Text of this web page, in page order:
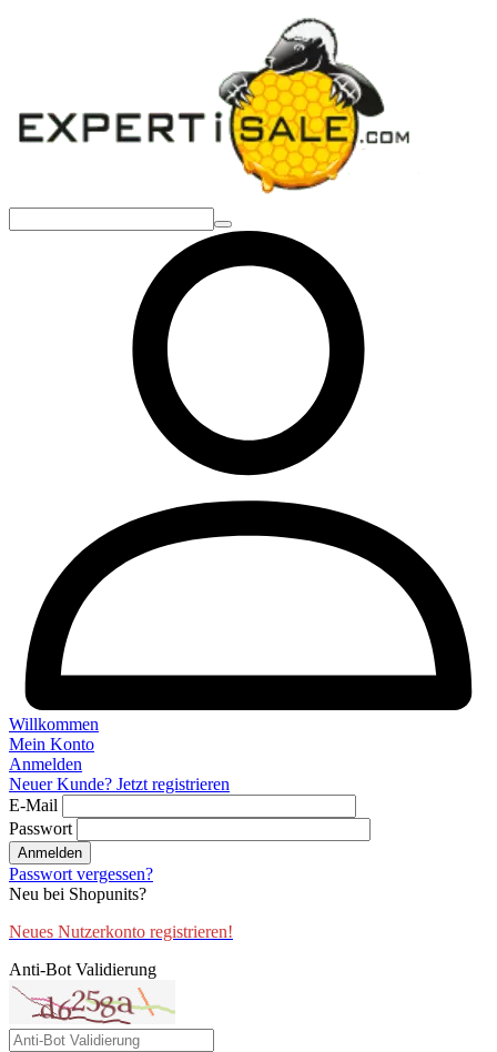
Willkommen
Mein Konto
Anmelden
Neuer Kunde? Jetzt registrieren
E-Mail
Passwort
Anmelden
Passwort vergessen?
Neu bei Shopunits?
Neues Nutzerkonto registrieren!
Anti-Bot Validierung